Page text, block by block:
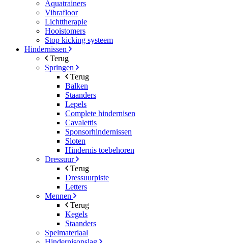
Aquatrainers
Vibrafloor
Lichttherapie
Hooistomers
Stop kicking systeem
Hindernissen
Terug
Springen
Terug
Balken
Staanders
Lepels
Complete hindernisen
Cavalettis
Sponsorhindernissen
Sloten
Hindernis toebehoren
Dressuur
Terug
Dressuurpiste
Letters
Mennen
Terug
Kegels
Staanders
Spelmateriaal